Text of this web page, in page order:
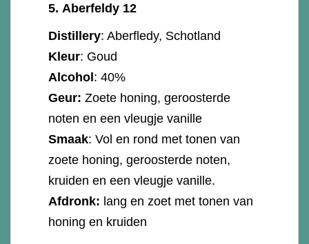
5. Aberfeldy 12
Distillery: Aberfledy, Schotland
Kleur: Goud
Alcohol: 40%
Geur: Zoete honing, geroosterde
noten en een vleugje vanille
Smaak: Vol en rond met tonen van
zoete honing, geroosterde noten,
kruiden en een vleugje vanille.
Afdronk: lang en zoet met tonen van
honing en kruiden